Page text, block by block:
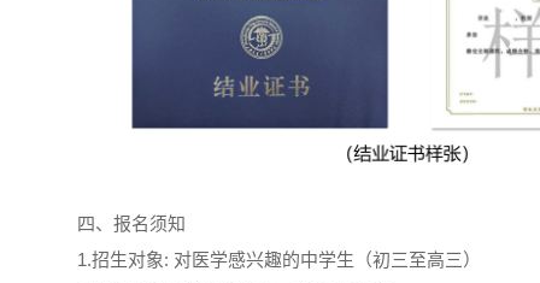
四、报名须知
1.招生对象: 对医学感兴趣的中学生（初三至高三）